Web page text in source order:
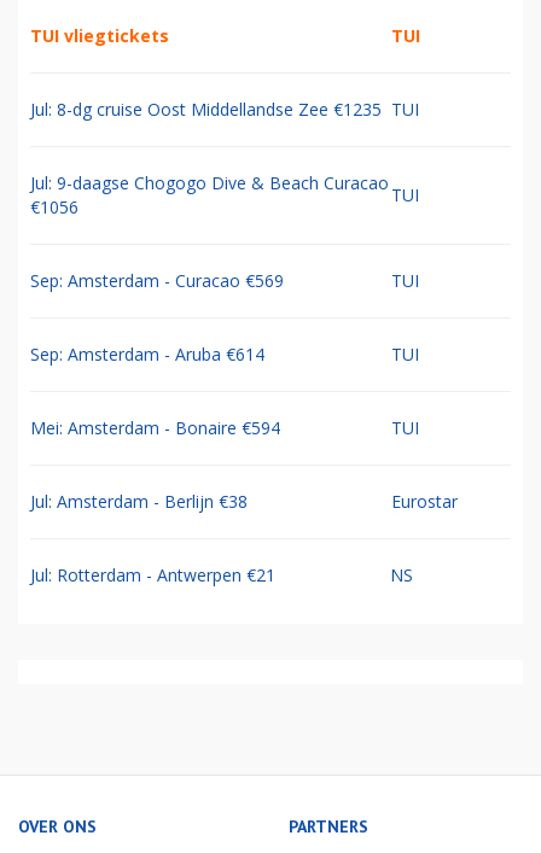
TUI vliegtickets TUI
Jul: 8-dg cruise Oost Middellandse Zee €1235 TUI
Jul: 9-daagse Chogogo Dive & Beach Curacao
€1056
TUI
Sep: Amsterdam - Curacao €569 TUI
Sep: Amsterdam - Aruba €614 TUI
Mei: Amsterdam - Bonaire €594 TUI
Jul: Amsterdam - Berlijn €38 Eurostar
Jul: Rotterdam - Antwerpen €21 NS
OVER ONS PARTNERS